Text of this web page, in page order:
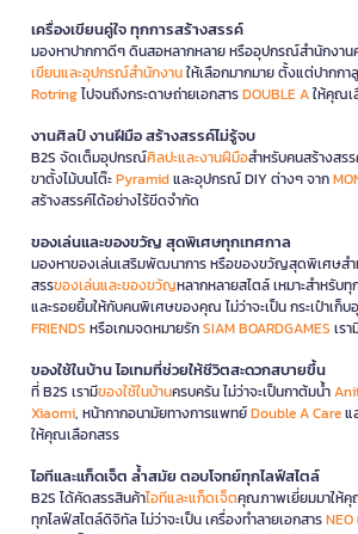
เครื่องเขียนคู่ใจ ทุกการสร้างสรรค์
มองหาปากกาดีๆ ดินสอหลากหลาย หรืออุปกรณ์สำนักงาน
เขียนและอุปกรณ์สำนักงานให้เลือกมากมาย ตั้งแต่ปากกา
Rotringไปจนถึงกระดาษถ่ายเอกสารDOUBLE Aให้คุณเ
งานศิลป์ งานฝีมือ สร้างสรรค์ไม่รู้จบ
B2S จัดเต็มอุปกรณ์ศิลปะและงานฝีมือสำหรับคนสร้างสร
ขาตั้งไม้บนโต๊ะPyramidและอุปกรณ์ DIY ต่างๆ จาก
สร้างสรรค์ได้อย่างไร้ขีดจำกัด
ของเล่นและของขวัญ สุดพิเศษทุกเทศกาล
มองหาของเล่นเสริมพัฒนาการ หรือของขวัญสุดพิเศษสำ
สรรของเล่นและของขวัญหลากหลายสไตล์ เหมาะสำหรับ
และรอยยิ้มให้กับคนพิเศษของคุณ ไม่ว่าจะเป็น กระเป๋าเก็
FRIENDS หรือเกมจดหมายรักSIAM BOARDGAMES เร
ของใช้ในบ้าน ไอเทมที่ช่วยให้ชีวิตสะดวกสบายขึ้น
ที่ B2S เรามีของใช้ในบ้านครบครัน ไม่ว่าจะเป็นกาต้มน้ำ
Xiaomi, หน้ากากอนามัยทางการแพทย์Double A Careแ
ให้คุณเลือกสรร
ไอทีและแก็ดเจ็ต ล้ำสมัย ตอบโจทย์ทุกไลฟ์สไตล์
B2S ได้คัดสรรสินค้าไอทีและแก็ดเจ็ตคุณภาพเยี่ยมมาให้คุ
ทุกไลฟ์สไตล์ดิจิทัล ไม่ว่าจะเป็น เครื่องทำลายเอกสารNEO